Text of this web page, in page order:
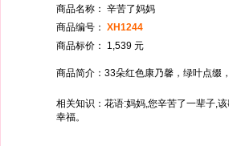
商品名称： 辛苦了妈妈
商品编号： XH1244
商品标价： 1,539 元
商品简介：33朵红色康乃馨，绿叶点缀
相关知识：花语:妈妈,您辛苦了一辈子,
幸福。